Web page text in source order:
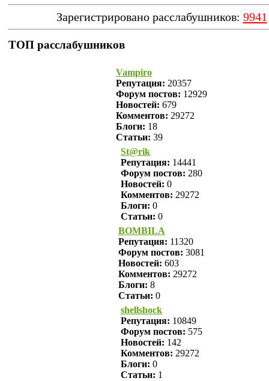
Зарегистрировано расслабушников: 9941
ТОП расслабушников
Vampiro
Репутация: 20357
Форум постов: 12929
Новостей: 679
Комментов: 29272
Блоги: 18
Статьи: 39
St@rik
Репутация: 14441
Форум постов: 280
Новостей: 0
Комментов: 29272
Блоги: 0
Статьи: 0
BOMBILA
Репутация: 11320
Форум постов: 3081
Новостей: 603
Комментов: 29272
Блоги: 8
Статьи: 0
shellshock
Репутация: 10849
Форум постов: 575
Новостей: 142
Комментов: 29272
Блоги: 0
Статьи: 1